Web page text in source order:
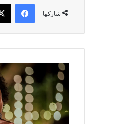
شاركها
محمد
منير
يبكي
في
حفله
الأونلاين